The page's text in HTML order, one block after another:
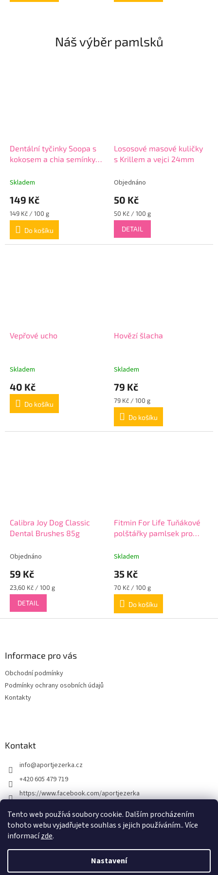
Tento web používá soubory cookie. Dalším procházením
tohoto webu vyjadřujete souhlas s jejich používáním.. Více
informacízde.
Nastavení
Náš výběr pamlsků
Dentální tyčinky Soopa s
kokosem a chia semínky
Skladem
149 Kč
Měrná
cena:
149 Kč / 100 g
Do košíku
Lososové masové kuličky
s Krillem a vejci 24mm
Objednáno
50 Kč
Měrná
cena:
50 Kč / 100 g
DETAIL
Vepřové ucho
Skladem
40 Kč
Do košíku
Hovězí šlacha
Skladem
79 Kč
Měrná
cena:
79 Kč / 100 g
Do košíku
Calibra Joy Dog Classic
Dental Brushes 85g
Objednáno
59 Kč
Měrná
cena:
23,60 Kč / 100 g
DETAIL
Fitmin For Life Tuňákové
polštářky pamlsek pro
Skladem
35 Kč
Měrná
cena:
70 Kč / 100 g
Do košíku
Informace pro vás
Obchodní podmínky
Podmínky ochrany osobních údajů
Kontakty
Kontakt
info@aportjezerka.cz
+420 605 479 719
https://www.facebook.com/aportjezerka